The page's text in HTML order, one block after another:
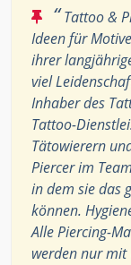
“Tattoo &
Ideen für
ihrer
viel
Inhaber des
Tattoo-
Tätowierern
Piercer im
in dem sie das
können.
Alle Piercing-
werden nur mit